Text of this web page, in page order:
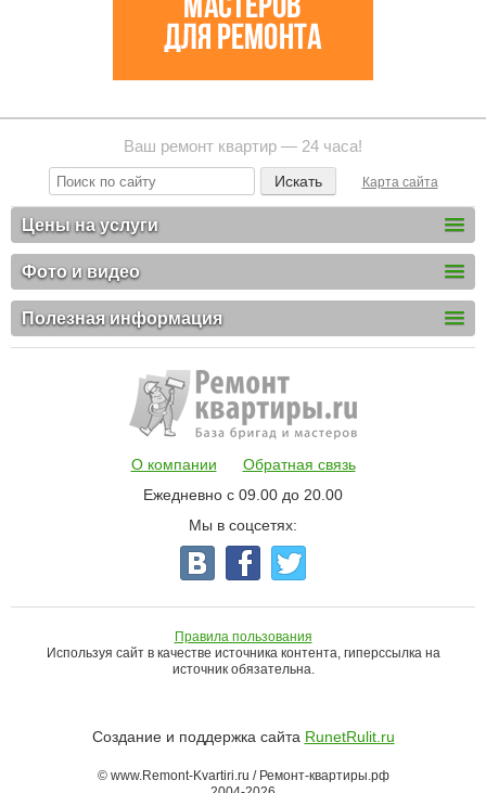
Ваш ремонт квартир — 24 часа!
Карта сайта
Цены на услуги
Фото и видео
Полезная информация
О компании
Обратная связь
Ежедневно с 09.00 до 20.00
Мы в соцсетях:
Правила пользования
Используя сайт в качестве источника контента, гиперссылка на
источник обязательна.
Создание и поддержка сайта RunetRulit.ru
© www.Remont-Kvartiri.ru / Ремонт-квартиры.рф